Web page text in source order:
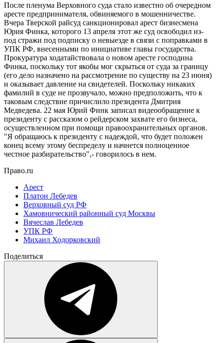
После пленума Верховного суда стало известно об очередном
аресте предпринимателя, обвиняемого в мошенничестве.
Вчера Тверской райсуд санкционировал арест бизнесмена
Юрия Финка, которого 13 апреля этот же суд освободил из-
под стражи под подписку о невыезде в связи с поправками в
УПК РФ, внесенными по инициативе главы государства.
Прокуратура ходатайствовала о новом аресте господина
Финка, поскольку тот якобы мог скрыться от суда за границу
(его дело назначено на рассмотрение по существу на 23 июня)
и оказывает давление на свидетелей. Поскольку никаких
фамилий в суде не прозвучало, можно предположить, что к
таковым следствие причислило президента Дмитрия
Медведева. 22 мая Юрий Финк записал видеообращение к
президенту с рассказом о рейдерском захвате его бизнеса,
осуществленном при помощи правоохранительных органов.
"Я обращаюсь к президенту с надеждой, что будет положен
конец всему этому беспределу и начнется полноценное
честное разбирательство",- говорилось в нем.
Право.ru
Арест
Платон Лебедев
Верховный суд РФ
Хамовнический районный суд Москвы
Вячеслав Лебедев
УПК РФ
Михаил Ходорковский
Поделиться